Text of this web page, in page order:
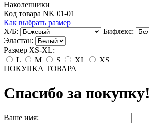
Наколенники
Код товара NK 01-01
Как выбрать размер
Х/Б:
Бифлекс:
Эластан:
Размер XS-XL:
L
M S XL
XS
ПОКУПКА ТОВАРА
Спасибо за покупку!
Ваше имя: